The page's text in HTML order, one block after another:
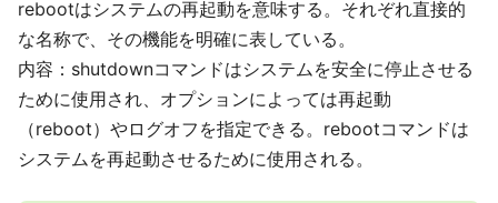
rebootはシステムの再起動を意味する。それぞれ直接的
な名称で、その機能を明確に表している。
内容：shutdownコマンドはシステムを安全に停止させる
ために使用され、オプションによっては再起動
（reboot）やログオフを指定できる。rebootコマンドは
システムを再起動させるために使用される。